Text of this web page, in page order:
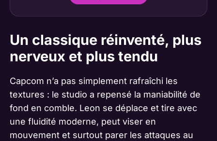
Un classique réinventé, plus
nerveux et plus tendu
Capcom n’a pas simplement rafraîchi les
textures : le studio a repensé la maniabilité de
fond en comble. Leon se déplace et tire avec
une fluidité moderne, peut viser en
mouvement et surtout parer les attaques au